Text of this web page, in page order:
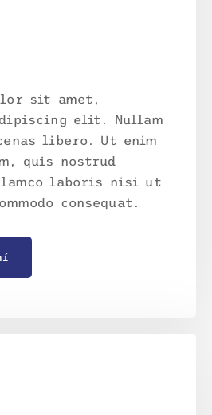
sit amet,
elit. Nullam
libero. Ut enim
quis nostrud
laboris nisi ut
consequat.